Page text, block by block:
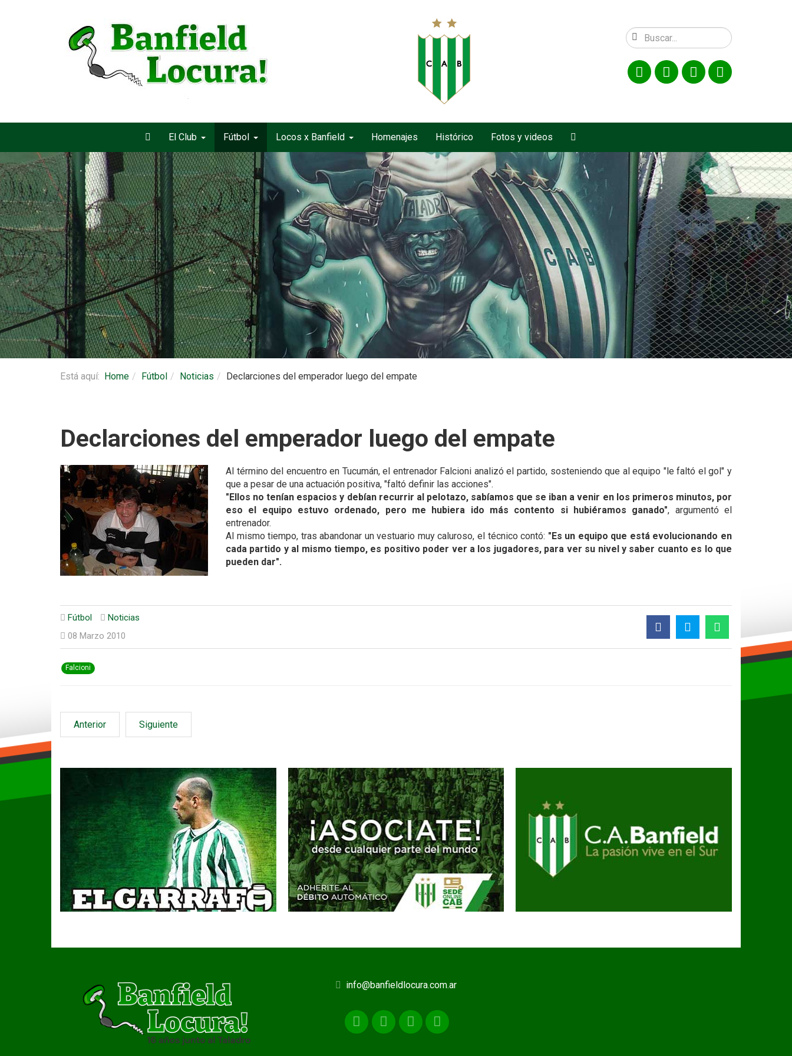
El Club Fútbol Locos x Banfield Homenajes Histórico Fotos y videos
Está aquí: Home Fútbol Noticias Declarciones del emperador luego del empate
Declarciones del emperador luego del empate
Al término del encuentro en Tucumán, el entrenador Falcioni analizó el partido, sosteniendo que al equipo "le faltó el gol" y
que a pesar de una actuación positiva, "faltó definir las acciones".
"Ellos no tenían espacios y debían recurrir al pelotazo, sabíamos que se iban a venir en los primeros minutos, por
eso el equipo estuvo ordenado, pero me hubiera ido más contento si hubiéramos ganado", argumentó el
entrenador.
Al mismo tiempo, tras abandonar un vestuario muy caluroso, el técnico contó: "Es un equipo que está evolucionando en
cada partido y al mismo tiempo, es positivo poder ver a los jugadores, para ver su nivel y saber cuanto es lo que
pueden dar".
Fútbol
Noticias
08 Marzo 2010
Falcioni
Anterior Siguiente
info@banfieldlocura.com.ar